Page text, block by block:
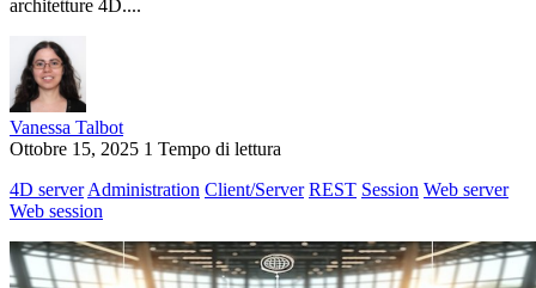
architetture 4D....
Vanessa Talbot
Ottobre 15, 2025 1 Tempo di lettura
4D server Administration Client/Server REST Session Web server
Web session